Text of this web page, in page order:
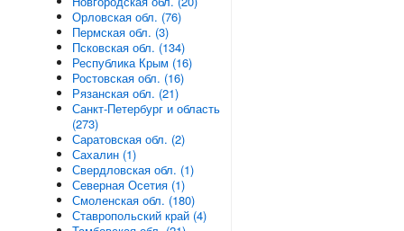
Орловская обл. (76)
Пермская обл. (3)
Псковская обл. (134)
Республика Крым (16)
Ростовская обл. (16)
Рязанская обл. (21)
Санкт-Петербург и область
(273)
Саратовская обл. (2)
Сахалин (1)
Свердловская обл. (1)
Северная Осетия (1)
Смоленская обл. (180)
Ставропольский край (4)